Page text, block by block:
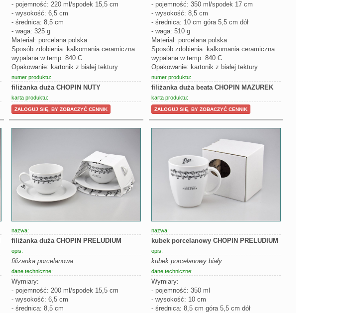
- pojemność: 220 ml/spodek 15,5 cm
- wysokość: 6,5 cm
- średnica: 8,5 cm
- waga: 325 g
Materiał: porcelana polska
Sposób zdobienia: kalkomania ceramiczna
wypalana w temp. 840 C
Opakowanie: kartonik z białej tektury
numer produktu:
filiżanka duża CHOPIN NUTY
karta produktu:
ZALOGUJ SIĘ, BY ZOBACZYĆ CENNIK
- pojemność: 350 ml/spodek 17 cm
- wysokość: 8,5 cm
- średnica: 10 cm góra 5,5 cm dół
- waga: 510 g
Materiał: porcelana polska
Sposób zdobienia: kalkomania ceramiczna
wypalana w temp. 840 C
Opakowanie: kartonik z białej tektury
numer produktu:
filiżanka duża beata CHOPIN MAZUREK
karta produktu:
ZALOGUJ SIĘ, BY ZOBACZYĆ CENNIK
nazwa:
filiżanka duża CHOPIN PRELUDIUM
opis:
filiżanka porcelanowa
dane techniczne:
Wymiary:
- pojemność: 200 ml/spodek 15,5 cm
- wysokość: 6,5 cm
- średnica: 8,5 cm
nazwa:
kubek porcelanowy CHOPIN PRELUDIUM
opis:
kubek porcelanowy biały
dane techniczne:
Wymiary:
- pojemność: 350 ml
- wysokość: 10 cm
- średnica: 8,5 cm góra 5,5 cm dół